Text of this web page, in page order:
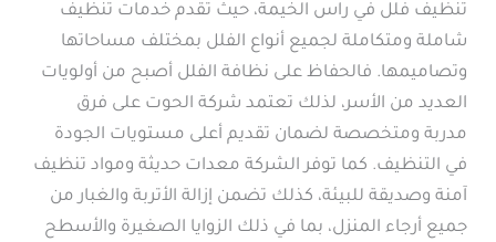
تنظيف فلل في راس الخيمة، حيث تقدم خدمات تنظيف
شاملة ومتكاملة لجميع أنواع الفلل بمختلف مساحاتها
وتصاميمها. فالحفاظ على نظافة الفلل أصبح من أولويات
العديد من الأسر، لذلك تعتمد شركة الحوت على فرق
مدربة ومتخصصة لضمان تقديم أعلى مستويات الجودة
في التنظيف. كما توفر الشركة معدات حديثة ومواد تنظيف
آمنة وصديقة للبيئة، كذلك تضمن إزالة الأتربة والغبار من
جميع أرجاء المنزل، بما في ذلك الزوايا الصغيرة والأسطح